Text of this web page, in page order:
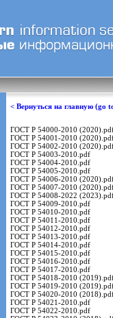
< Вернуться на главную (go
ГОСТ Р 54000-2010
ГОСТ Р 54001-2010
ГОСТ Р 54002-2010
ГОСТ Р 54003-2010.pdf
ГОСТ Р 54004-2010.pdf
ГОСТ Р 54005-2010.pdf
ГОСТ Р 54006-2010
ГОСТ Р 54007-2010
ГОСТ Р 54008-2022
ГОСТ Р 54009-2010.pdf
ГОСТ Р 54010-2010.pdf
ГОСТ Р 54011-2010.pdf
ГОСТ Р 54012-2010.pdf
ГОСТ Р 54013-2010.pdf
ГОСТ Р 54014-2010.pdf
ГОСТ Р 54015-2010.pdf
ГОСТ Р 54016-2010.pdf
ГОСТ Р 54017-2010.pdf
ГОСТ Р 54018-2010
ГОСТ Р 54019-2010
ГОСТ Р 54020-2010
ГОСТ Р 54021-2010.pdf
ГОСТ Р 54022-2010.pdf